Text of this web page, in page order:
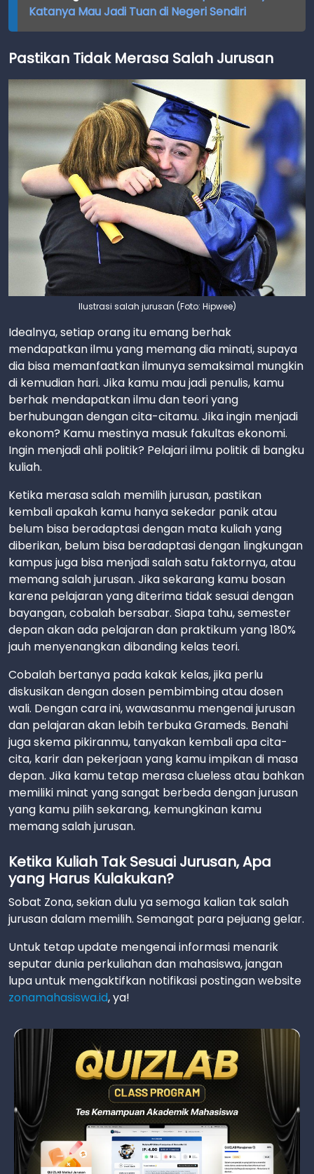
Katanya Mau Jadi Tuan di Negeri Sendiri
Pastikan Tidak Merasa Salah Jurusan
Ilustrasi salah jurusan (Foto: Hipwee)
Idealnya, setiap orang itu emang berhak
mendapatkan ilmu yang memang dia minati, supaya
dia bisa memanfaatkan ilmunya semaksimal mungkin
di kemudian hari. Jika kamu mau jadi penulis, kamu
berhak mendapatkan ilmu dan teori yang
berhubungan dengan cita-citamu. Jika ingin menjadi
ekonom? Kamu mestinya masuk fakultas ekonomi.
Ingin menjadi ahli politik? Pelajari ilmu politik di bangku
kuliah.
Ketika merasa salah memilih jurusan, pastikan
kembali apakah kamu hanya sekedar panik atau
belum bisa beradaptasi dengan mata kuliah yang
diberikan, belum bisa beradaptasi dengan lingkungan
kampus juga bisa menjadi salah satu faktornya, atau
memang salah jurusan. Jika sekarang kamu bosan
karena pelajaran yang diterima tidak sesuai dengan
bayangan, cobalah bersabar. Siapa tahu, semester
depan akan ada pelajaran dan praktikum yang 180%
jauh menyenangkan dibanding kelas teori.
Cobalah bertanya pada kakak kelas, jika perlu
diskusikan dengan dosen pembimbing atau dosen
wali. Dengan cara ini, wawasanmu mengenai jurusan
dan pelajaran akan lebih terbuka Grameds. Benahi
juga skema pikiranmu, tanyakan kembali apa cita-
cita, karir dan pekerjaan yang kamu impikan di masa
depan. Jika kamu tetap merasa clueless atau bahkan
memiliki minat yang sangat berbeda dengan jurusan
yang kamu pilih sekarang, kemungkinan kamu
memang salah jurusan.
Ketika Kuliah Tak Sesuai Jurusan, Apa
yang Harus Kulakukan?
Sobat Zona, sekian dulu ya semoga kalian tak salah
jurusan dalam memilih. Semangat para pejuang gelar.
Untuk tetap update mengenai informasi menarik
seputar dunia perkuliahan dan mahasiswa, jangan
lupa untuk mengaktifkan notifikasi postingan website
zonamahasiswa.id, ya!